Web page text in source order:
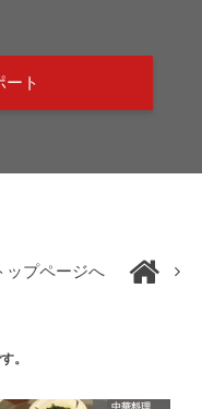
ート
ップページへ
。
中華料理